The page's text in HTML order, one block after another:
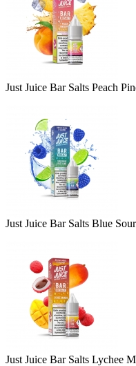
Just Juice Bar Salts Peach
Just Juice Bar Salts Blue
Just Juice Bar Salts Lychee